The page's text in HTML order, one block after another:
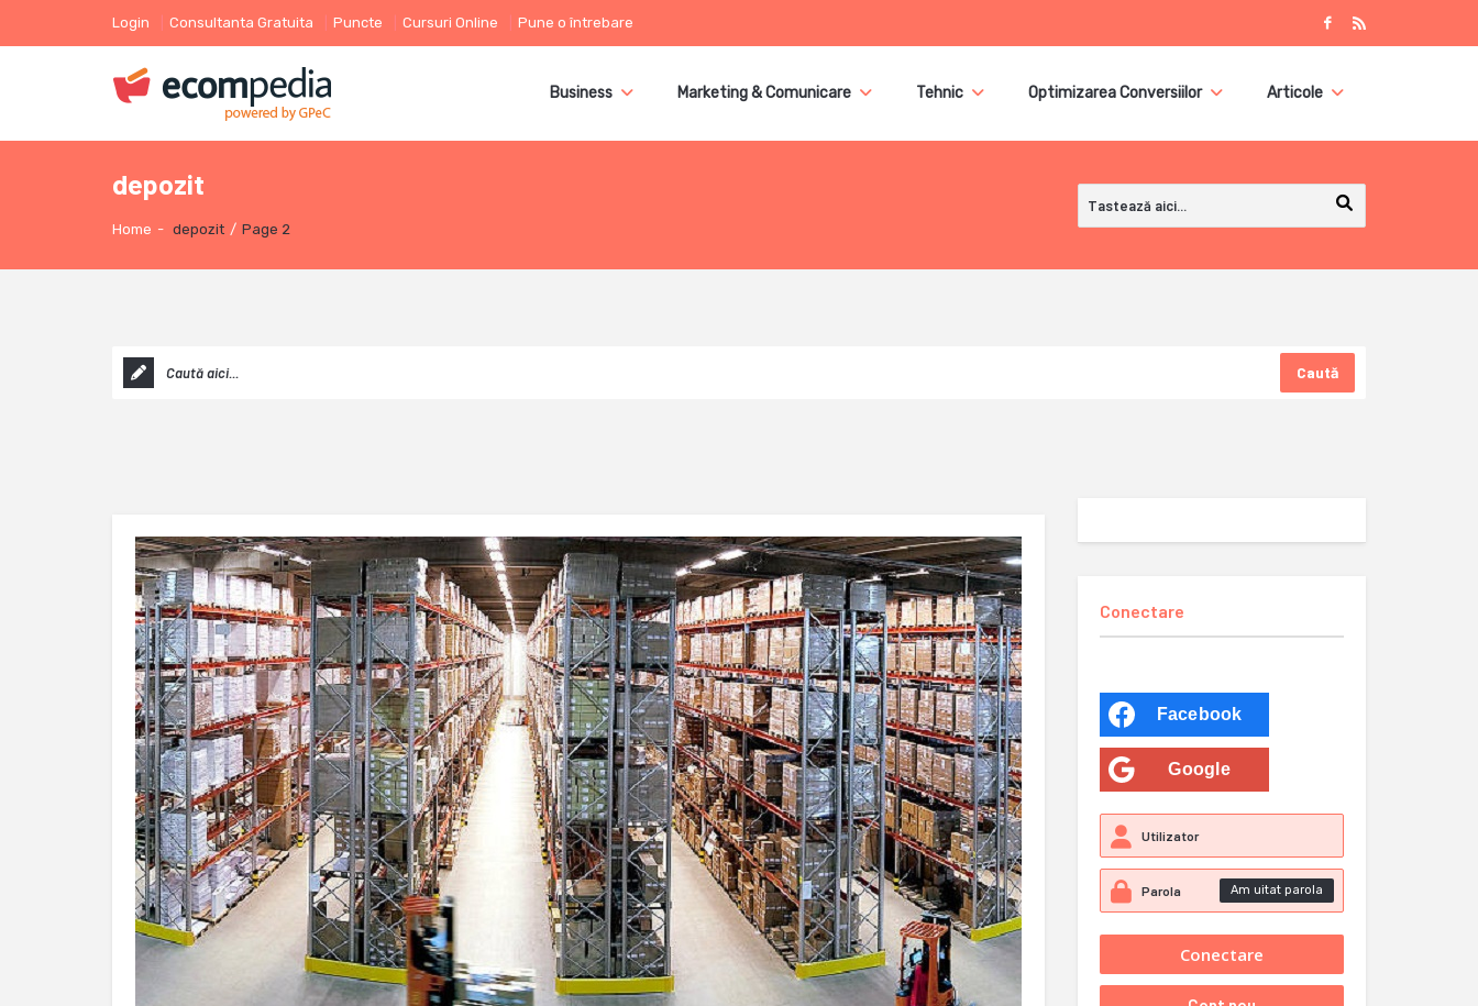
Login Consultanta Gratuita Puncte Cursuri Online Pune o întrebare
Business Marketing & Comunicare Tehnic Optimizarea Conversiilor Articole
depozit
Home - depozit / Page 2
Caută
Conectare
Facebook
Google
Am uitat parola